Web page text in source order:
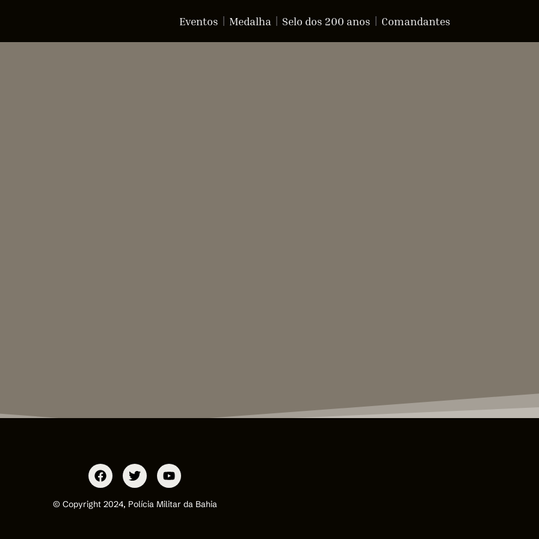
Eventos Medalha Selo dos 200 anos Comandantes
© Copyright 2024, Polícia Militar da Bahia